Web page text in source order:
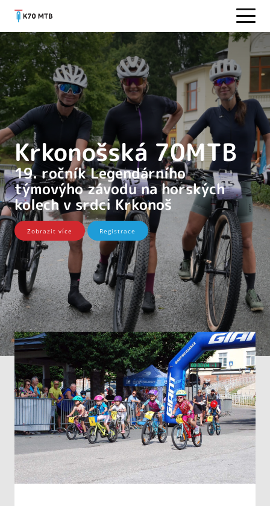
Krkonošská 70MTB
19. ročník Legendárního
týmovýho závodu na horských
kolech v srdci Krkonoš
Zobrazit více Registrace